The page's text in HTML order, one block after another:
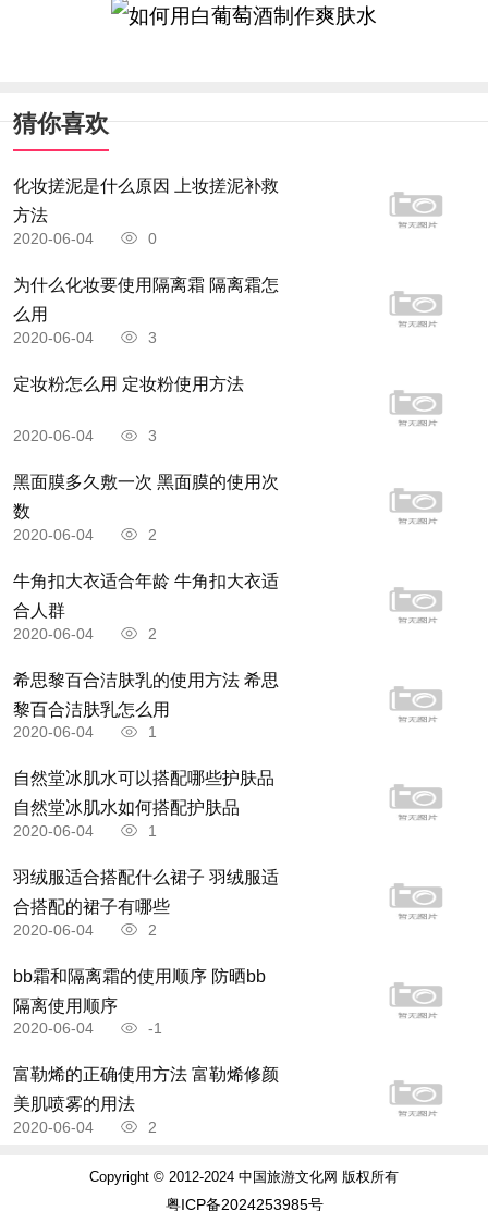
猜你喜欢
化妆搓泥是什么原因 上妆搓泥补救
方法
2020-06-04 0
为什么化妆要使用隔离霜 隔离霜怎
么用
2020-06-04 3
定妆粉怎么用 定妆粉使用方法
2020-06-04 3
黑面膜多久敷一次 黑面膜的使用次
数
2020-06-04 2
牛角扣大衣适合年龄 牛角扣大衣适
合人群
2020-06-04 2
希思黎百合洁肤乳的使用方法 希思
黎百合洁肤乳怎么用
2020-06-04 1
自然堂冰肌水可以搭配哪些护肤品
自然堂冰肌水如何搭配护肤品
2020-06-04 1
羽绒服适合搭配什么裙子 羽绒服适
合搭配的裙子有哪些
2020-06-04 2
bb霜和隔离霜的使用顺序 防晒bb
隔离使用顺序
2020-06-04 -1
富勒烯的正确使用方法 富勒烯修颜
美肌喷雾的用法
2020-06-04 2
Copyright © 2012-2024 中国旅游文化网 版权所有
粤ICP备2024253985号